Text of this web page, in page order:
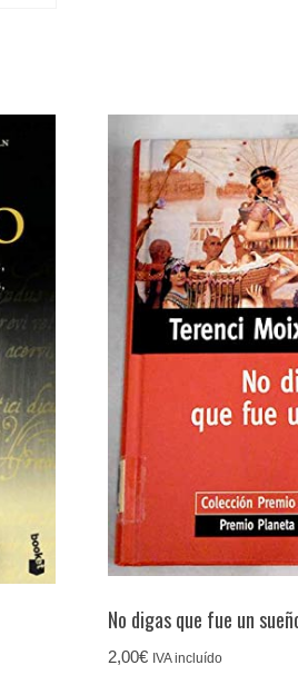
No digas que fue un
2,00€ IVA incluído